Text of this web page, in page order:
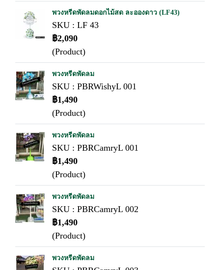
พวงหรีดพัดลมดอกไม้สด ละอองดาว (LF43)
SKU : LF 43
฿2,090
(Product)
พวงหรีดพัดลม
SKU : PBRWishyL 001
฿1,490
(Product)
พวงหรีดพัดลม
SKU : PBRCamryL 001
฿1,490
(Product)
พวงหรีดพัดลม
SKU : PBRCamryL 002
฿1,490
(Product)
พวงหรีดพัดลม